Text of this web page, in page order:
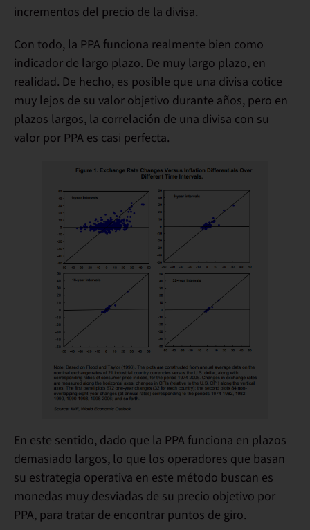
incrementos del precio de la divisa.
Con todo, la PPA funciona realmente bien como
indicador de largo plazo. De muy largo plazo, en
realidad. De hecho, es posible que una divisa cotice
muy lejos de su valor objetivo durante años, pero en
plazos largos, la correlación de una divisa con su
valor por PPA es casi perfecta.
En este sentido, dado que la PPA funciona en plazos
demasiado largos, lo que los operadores que basan
su estrategia operativa en este método buscan es
monedas muy desviadas de su precio objetivo por
PPA, para tratar de encontrar puntos de giro.